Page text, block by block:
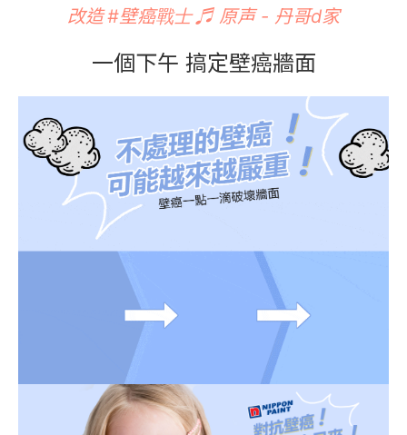
改造#壁癌戰士 ♬ 原声 - 丹哥d家
一個下午 搞定壁癌牆面